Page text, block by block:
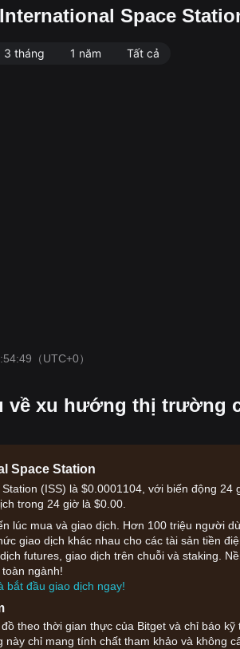
Space
3 tháng 1 năm Tất cả
（UTC+0）
về xu hướng thị trường
Space Station
(ISS) là $0.0001104, với biến động
trong 24 giờ là $0.00.
lúc mua và giao dịch. Hơn 100 triệu người
giao dịch khác nhau cho các tài sản tiền
futures, giao dịch trên chuỗi và staking.
ngành!
bắt đầu giao dịch ngay!
theo thời gian thực của Bitget và chỉ báo
này chỉ mang tính chất tham khảo và không